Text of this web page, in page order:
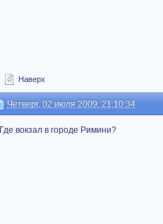
Наверх
Четверг, 02 июля 2009, 21:10:34
Где вокзал в городе Римини?